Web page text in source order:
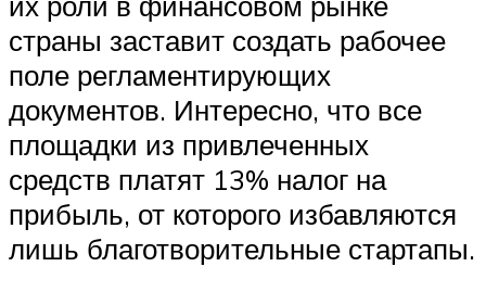
страны заставит создать рабочее
поле регламентирующих
документов. Интересно, что все
площадки из привлеченных
средств платят 13% налог на
прибыль, от которого избавляются
лишь благотворительные стартапы.